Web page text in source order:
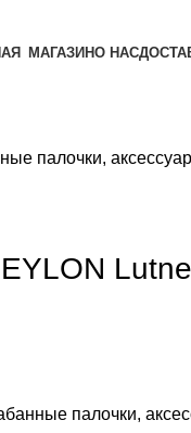
МАГАЗИНО НАС
палочки,
палочки,